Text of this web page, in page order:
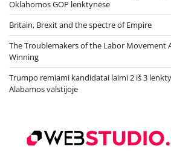
Oklahomos GOP lenktynėse
Britain, Brexit and the spectre of Empire
The Troublemakers of the Labor Movement
Winning
Trumpo remiami kandidatai laimi 2 iš 3
Alabamos valstijoje